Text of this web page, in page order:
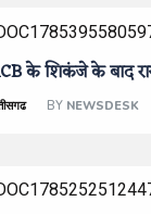
के शिकंजे के बाद
BY NEWSDESK